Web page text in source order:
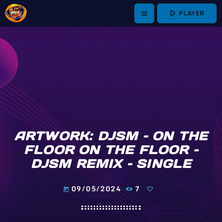
menu play_arrow PLAYER
ARTWORK: DJSM – ON THE
FLOOR ON THE FLOOR –
DJSM REMIX – SINGLE
today 09/05/2024 7